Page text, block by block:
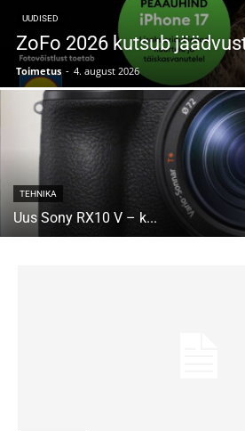
UUDISED
ZoFo 2026 kutsub
Toimetus - 4. august 2026
TEHNIKA
Uus Sony RX10 V – k...